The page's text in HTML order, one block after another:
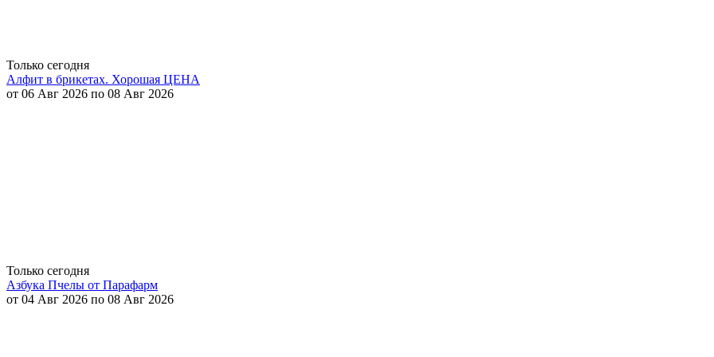
Только сегодня
Алфит в брикетах. Хорошая ЦЕНА
от 06 Авг 2026 по 08 Авг 2026
Только сегодня
Азбука Пчелы от Парафарм
от 04 Авг 2026 по 08 Авг 2026